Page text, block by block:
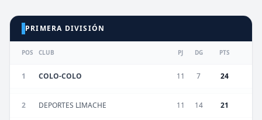
PRIMERA DIVISIÓN
POS CLUB PJ DG PTS
1 COLO-COLO 11 7 24
2 DEPORTES LIMACHE 11 14 21